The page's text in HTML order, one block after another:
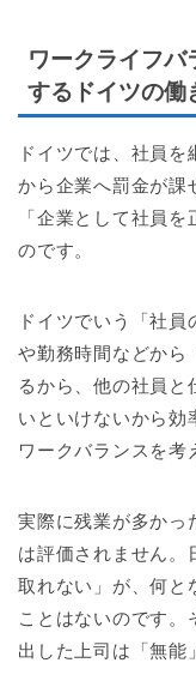
ワークライフバ
するドイツの働
ドイツでは、社員
から企業へ罰金が課
「企業として社員
のです。
ドイツでいう「社
や勤務時間などから
るから、他の社員と
いといけないから効
ワークバランスを考
実際に残業が多かっ
は評価されません。
取れない」が、何と
ことはないのです。
出した上司は「無能